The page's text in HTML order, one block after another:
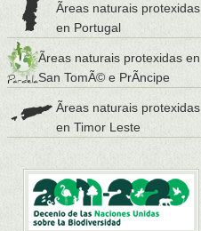
Ãreas naturais protexidas
en Portugal
Ãreas naturais protexidas en
San TomÃ© e PrÃ­ncipe
Ãreas naturais protexidas
en Timor Leste